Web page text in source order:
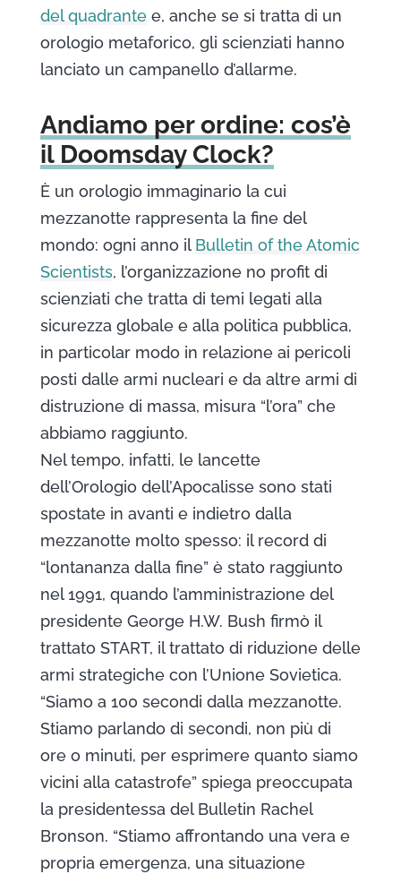
del quadrantee, anche se si tratta di un
orologio metaforico, gli scienziati hanno
lanciato un campanello d’allarme.
Andiamo per ordine: cos’è
il Doomsday Clock?
È un orologio immaginario la cui
mezzanotte rappresenta la fine del
mondo: ogni anno il Bulletin of the Atomic
Scientists, l’organizzazione no profit di
scienziati che tratta di temi legati alla
sicurezza globale e alla politica pubblica,
in particolar modo in relazione ai pericoli
posti dalle armi nucleari e da altre armi di
distruzione di massa, misura “l’ora” che
abbiamo raggiunto.
Nel tempo, infatti, le lancette
dell’Orologio dell’Apocalisse sono stati
spostate in avanti e indietro dalla
mezzanotte molto spesso: il record di
“lontananza dalla fine” è stato raggiunto
nel 1991, quando l’amministrazione del
presidente George H.W. Bush firmò il
trattato START, il trattato di riduzione delle
armi strategiche con l’Unione Sovietica.
“Siamo a 100 secondi dalla mezzanotte.
Stiamo parlando di secondi, non più di
ore o minuti, per esprimere quanto siamo
vicini alla catastrofe” spiega preoccupata
la presidentessa del Bulletin Rachel
Bronson. “Stiamo affrontando una vera e
propria emergenza, una situazione